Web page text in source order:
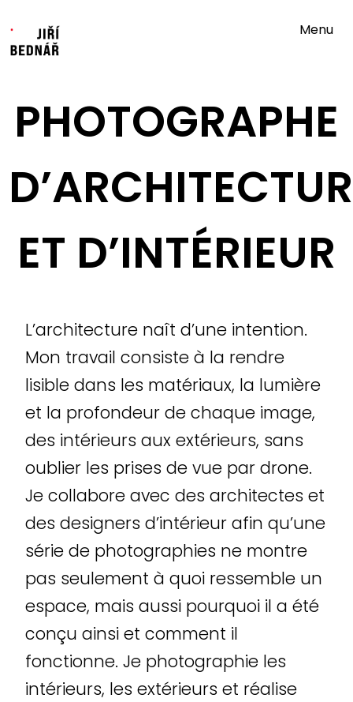
Menu
PHOTOGRAPHE
ET D’INTÉRIEUR
L’architecture naît d’une intention.
Mon travail consiste à la rendre
lisible dans les matériaux, la lumière
et la profondeur de chaque image,
des intérieurs aux extérieurs, sans
oublier les prises de vue par drone.
Je collabore avec des architectes et
des designers d’intérieur afin qu’une
série de photographies ne montre
pas seulement à quoi ressemble un
espace, mais aussi pourquoi il a été
conçu ainsi et comment il
fonctionne. Je photographie les
intérieurs, les extérieurs et réalise